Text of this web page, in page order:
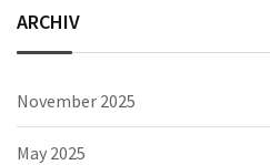
ARCHIV
November 2025
May 2025